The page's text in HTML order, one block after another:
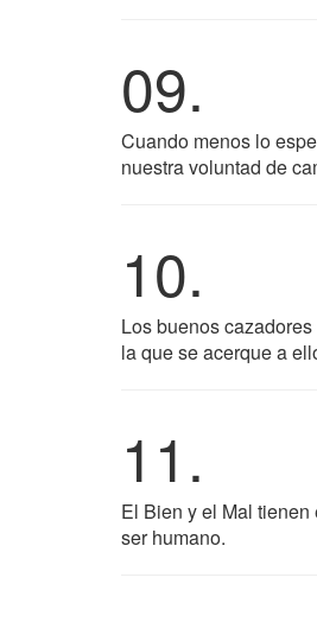
09.
Cuando menos lo
nuestra voluntad de
10.
Los buenos
la que se acerque a
11.
El Bien y el Mal
ser humano.